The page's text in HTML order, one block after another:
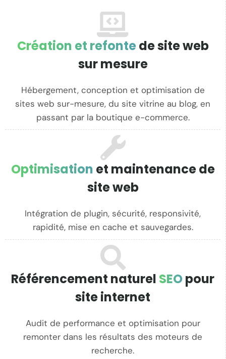
Création et refonte de site web
sur mesure
Hébergement, conception et optimisation de
sites web sur-mesure, du site vitrine au blog, en
passant par la boutique e-commerce.
Optimisation et maintenance de
site web
Intégration de plugin, sécurité, responsivité,
rapidité, mise en cache et sauvegardes.
Référencement naturel SEOpour
site internet
Audit de performance et optimisation pour
remonter dans les résultats des moteurs de
recherche.